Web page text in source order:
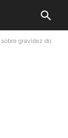
gravidez do